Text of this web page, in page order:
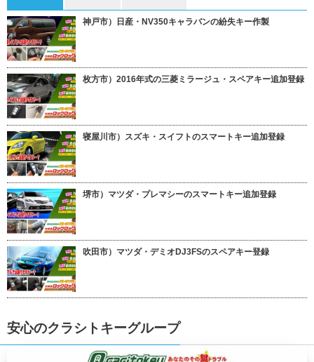
神戸市）日産・NV350キャラバンの紛失キー作製
枚方市）2016年式の三菱ミラージュ・スペアキー追加登録
寝屋川市）スズキ・スイフトのスマートキー追加登録
堺市）マツダ・プレマシーのスマートキー追加登録
吹田市）マツダ・デミオDJ3FSのスペアキー登録
安心のクラシトキーグループ